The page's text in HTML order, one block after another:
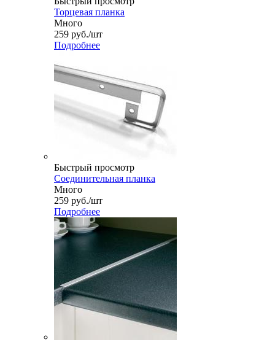
Торцевая планка
Много
259 руб./шт
Подробнее
Быстрый просмотр
Соединительная планка
Много
259 руб./шт
Подробнее